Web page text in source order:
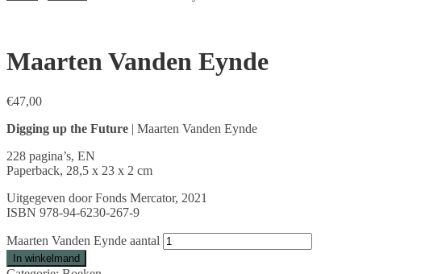
Maarten Vanden Eynde
€47,00
Digging up the Future | Maarten Vanden Eynde
228 pagina’s, EN
Paperback, 28,5 x 23 x 2 cm
Uitgegeven door Fonds Mercator, 2021
ISBN 978-94-6230-267-9
Maarten Vanden Eynde aantal
In winkelmand